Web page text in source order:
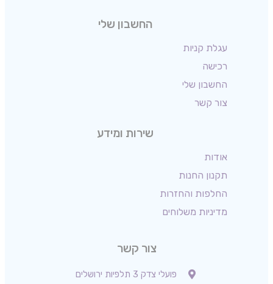
החשבון שלי
עגלת קניות
רכישה
החשבון שלי
צור קשר
שירות ומידע
אודות
תקנון החנות
החלפות והחזרות
מדיניות משלוחים
צור קשר
פועלי צדק 3 תלפיות ירושלים